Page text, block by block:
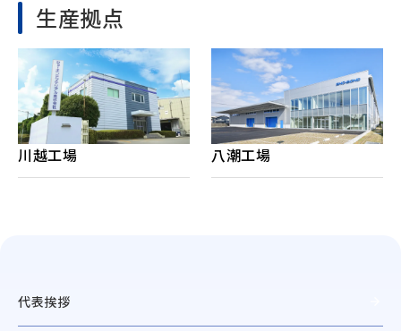
生産拠点
川越工場 八潮工場
代表挨拶